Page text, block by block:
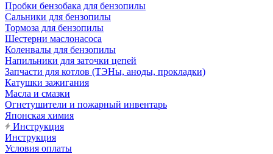
Пробки бензобака для бензопилы
Сальники для бензопилы
Тормоза для бензопилы
Шестерни маслонасоса
Коленвалы для бензопилы
Напильники для заточки цепей
Запчасти для котлов (ТЭНы, аноды, прокладки)
Катушки зажигания
Масла и смазки
Огнетушители и пожарный инвентарь
Японская химия
Инструкция
Инструкция
Условия оплаты